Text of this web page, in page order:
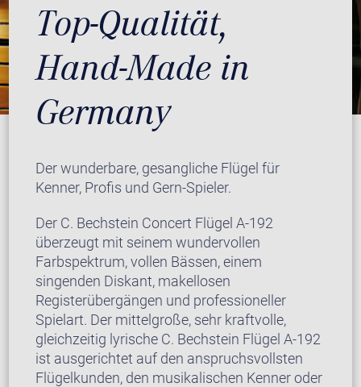
Top-Qualität,
Hand-Made in
Germany
Der wunderbare, gesangliche Flügel für
Kenner, Profis und Gern-Spieler.
Der C. Bechstein Concert Flügel A-192
überzeugt mit seinem wundervollen
Farbspektrum, vollen Bässen, einem
singenden Diskant, makellosen
Registerübergängen und professioneller
Spielart. Der mittelgroße, sehr kraftvolle,
gleichzeitig lyrische C. Bechstein Flügel A-192
ist ausgerichtet auf den anspruchsvollsten
Flügelkunden, den musikalischen Kenner oder